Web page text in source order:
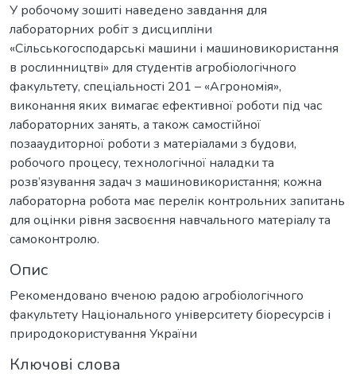
У робочому зошиті наведено завдання для
лабораторних робіт з дисципліни
«Сільськогосподарські машини і машиновикористання
в рослинництві» для студентів агробіологічного
факультету, спеціальності 201 – «Агрономія»,
виконання яких вимагає ефективної роботи під час
лабораторних занять, а також самостійної
позааудиторної роботи з матеріалами з будови,
робочого процесу, технологічної наладки та
розв’язування задач з машиновикористання; кожна
лабораторна робота має перелік контрольних запитань
для оцінки рівня засвоєння навчального матеріалу та
самоконтролю.
Опис
Рекомендовано вченою радою агробіологічного
факультету Національного університету біоресурсів і
природокористування України
Ключові слова